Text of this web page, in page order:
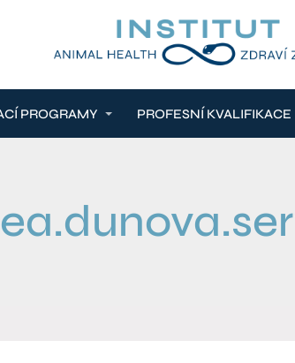
PROGRAMY PROFESNÍ KVALIFIKACE